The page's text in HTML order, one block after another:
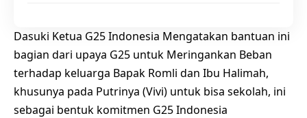
Dasuki Ketua G25 Indonesia Mengatakan bantuan ini
bagian dari upaya G25 untuk Meringankan Beban
terhadap keluarga Bapak Romli dan Ibu Halimah,
khusunya pada Putrinya (Vivi) untuk bisa sekolah, ini
sebagai bentuk komitmen G25 Indonesia